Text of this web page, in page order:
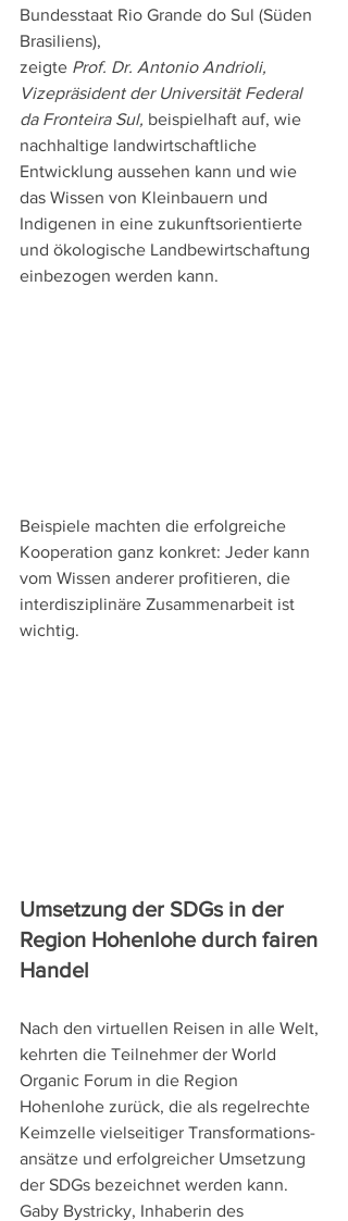
Bundesstaat Rio Grande do Sul (Süden
Brasiliens),
zeigte Prof. Dr. Antonio Andrioli,
Vizepräsident der Universität Federal
da Fronteira Sul, beispielhaft auf, wie
nachhaltige landwirtschaftliche
Entwicklung aussehen kann und wie
das Wissen von Kleinbauern und
Indigenen in eine zukunftsorientierte
und ökologische Landbewirtschaftung
einbezogen werden kann.
Beispiele machten die erfolgreiche
Kooperation ganz konkret: Jeder kann
vom Wissen anderer profitieren, die
interdisziplinäre Zusammenarbeit ist
wichtig.
Umsetzung der SDGs in der
Region Hohenlohe durch fairen
Handel
Nach den virtuellen Reisen in alle Welt,
kehrten die Teilnehmer der World
Organic Forum in die Region
Hohenlohe zurück, die als regelrechte
Keimzelle vielseitiger Transformations-
ansätze und erfolgreicher Umsetzung
der SDGs bezeichnet werden kann.
Gaby Bystricky, Inhaberin des